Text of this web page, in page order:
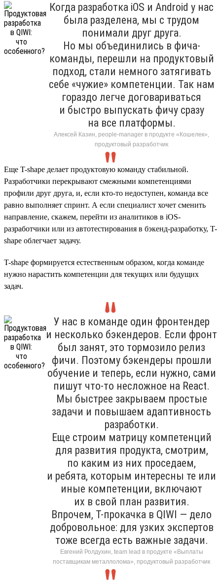
Когда разработка iOS и Android у нас
была разделена, мы с трудом
понимали друг друга.
Но мы объединились в фича-
команды, перешли на продуктовый
подход, стали немного затягивать
себе «чужие» компетенции. Так нам
гораздо легче договариваться
и быстро выпускать фичу сразу
на все платформы.
Алексей Казин, people-manager в продукте «Кошелек»,
продуктовый разработчик
Еще T-shape делает продуктовую команду стабильной.
Разработчики перекрывают смежными компетенциями
профили друг друга, и, если кто-то недоступен, команда все
равно выполняет спринт. А если специалист хочет сменить
направление, скажем, перейти из аналитиков в iOS-
разработчики или из автотестирования в бэкенд-разработку, T-
shape облегчает задачу.
T-shape формируется естественным образом, когда команде
нужно нарастить компетенции для текущих или будущих
задач.
У нас в команде один фронтендер
и несколько бэкендеров. Если фронт
был занят, это тормозило релиз
фичи. Поэтому бэкендеры прошли
обучение и теперь, если нужно, сами
пишут что-то несложное на React.
Мы быстрее закрываем простые
задачи и повышаем адаптивность
разработки.
Еще строим матрицу компетенций
для развития продукта, смотрим,
по каким из них проседаем,
и ребята, которым интересны те или
иные компетенции, включают
их в свой план развития.
Впрочем, T-прокачка в QIWI — дело
добровольное: для узких экспертов
тоже всегда есть важные задачи.
Евгений Ролдухин, team lead в продукте «Выплаты
поставщикам металлолома», продуктовый разработчик